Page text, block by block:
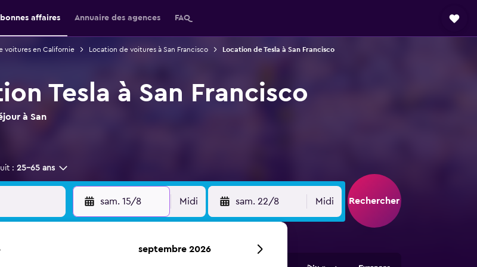
affaires Annuaire des agences FAQ
voitures en Californie Location de voitures à San Francisco Location de Tesla à San Francisco
Tesla à San Francisco
à San
: 25-65 ans
sam. 15/8 Midi sam. 22/8 Midi Rechercher
septembre 2026